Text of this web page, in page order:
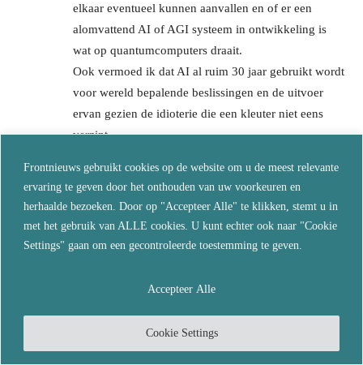
Frontnieuws gebruikt cookies op de website om u de meest relevante
ervaring te geven door het onthouden van uw voorkeuren en
herhaalde bezoeken. Door op "Accepteer Alle" te klikken, stemt u in
met het gebruik van ALLE cookies. U kunt echter ook naar "Cookie
Settings" gaan om een gecontroleerde toestemming te geven.
Cookie Settings
Accepteer Alle
elkaar eventueel kunnen aanvallen en of er een
alomvattend AI of AGI systeem in ontwikkeling is
wat op quantumcomputers draait.
Ook vermoed ik dat AI al ruim 30 jaar gebruikt wordt
voor wereld bepalende beslissingen en de uitvoer
ervan gezien de idioterie die een kleuter niet eens
verzint.
er binnen 10 jaar voor zorgt dat de mens zich moet
verstoppen voor de robot omdat ze dezelvde
(schaarse) energie gebruiken.